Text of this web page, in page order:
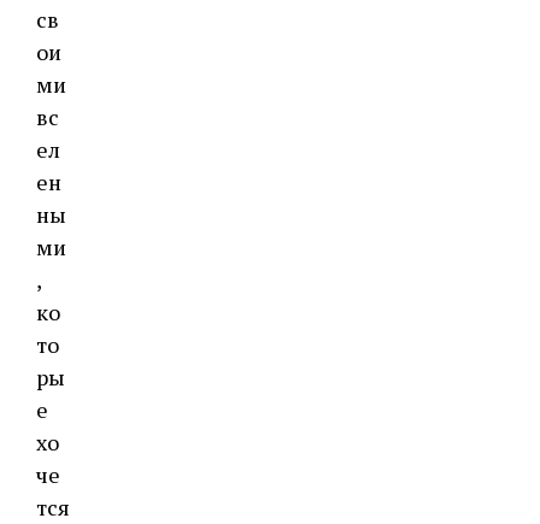
св
ои
ми
вс
ел
ен
ны
ми
,
ко
то
ры
е
хо
че
тся